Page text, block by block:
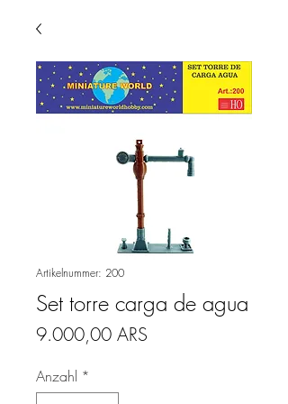
Artikelnummer: 200
Set torre carga de agua
9.000,00 ARS
Anzahl *